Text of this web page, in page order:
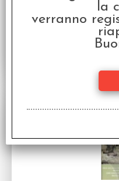
la
verranno